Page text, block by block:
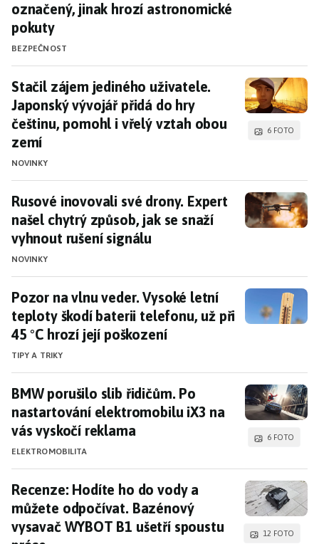
označený, jinak hrozí astronomické
pokuty
BEZPEČNOST
Stačil zájem jediného uživatele. Japonský
Stačil zájem jediného uživatele.
Japonský vývojář přidá do hry
češtinu, pomohl i vřelý vztah obou
zemí
NOVINKY
6 FOTO
Rusové inovovali své drony. Expert našel
Rusové inovovali své drony. Expert
našel chytrý způsob, jak se snaží
vyhnout rušení signálu
NOVINKY
Pozor na vlnu veder. Vysoké letní teploty
Pozor na vlnu veder. Vysoké letní
teploty škodí baterii telefonu, už při
45 °C hrozí její poškození
TIPY A TRIKY
BMW porušilo slib řidičům. Po nastartování
BMW porušilo slib řidičům. Po
nastartování elektromobilu iX3 na
vás vyskočí reklama
ELEKTROMOBILITA
6 FOTO
Recenze: Hodíte ho do vody a můžete
Recenze: Hodíte ho do vody a
můžete odpočívat. Bazénový
vysavač WYBOT B1 ušetří spoustu
12 FOTO